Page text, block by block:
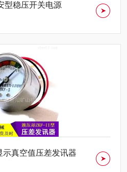
型稳压开关电源
示真空值压差发讯器